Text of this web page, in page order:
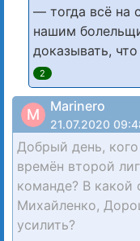
— тогда всё на
нашим
доказывать,
2
M Marinero
21.07.2020
Добрый день,
времён второй
команде? В
Михайленко,
усилить?